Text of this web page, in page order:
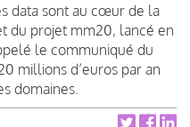
data sont au cœur de la
du projet mm20, lancé en
le communiqué du
millions d’euros par an
domaines.